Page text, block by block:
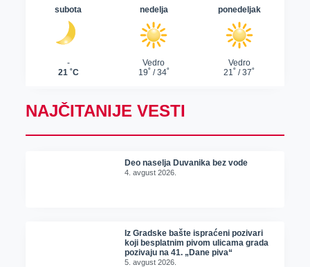
NAJČITANIJE VESTI
Deo naselja Duvanika bez vode
4. avgust 2026.
Iz Gradske bašte ispraćeni pozivari
koji besplatnim pivom ulicama grada
pozivaju na 41. „Dane piva“
5. avgust 2026.